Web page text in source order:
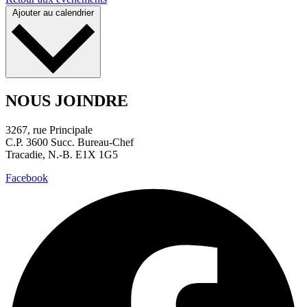
Ajouter au calendrier
NOUS JOINDRE
3267, rue Principale
C.P. 3600 Succ. Bureau-Chef
Tracadie, N.-B. E1X 1G5
Facebook